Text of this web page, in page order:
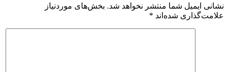
نشانی ایمیل شما منتشر نخواهد شد. بخش‌های موردنیاز
علامت‌گذاری شده‌اند *